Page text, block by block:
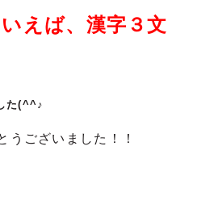
えば、漢字３文
た(^^♪
うございました！！